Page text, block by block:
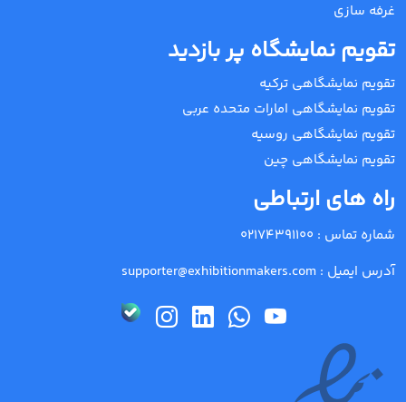
غرفه سازی
تقویم نمایشگاه پر بازدید
تقویم نمایشگاهی ترکیه
تقویم نمایشگاهی امارات متحده عربی
تقویم نمایشگاهی روسیه
تقویم نمایشگاهی چین
راه های ارتباطی
شماره تماس : 02174391100
آدرس ایمیل : supporter@exhibitionmakers.com